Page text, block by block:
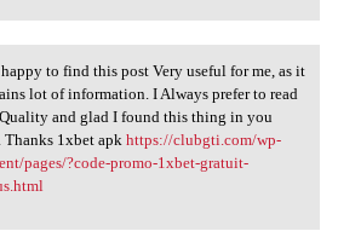
to find this post
to find this post Very useful for me, as it
lot of information. I Always prefer to read
and glad I found this thing in you
Thanks 1xbet apk https://clubgti.com/wp-
pages/?code-promo-1xbet-gratuit-